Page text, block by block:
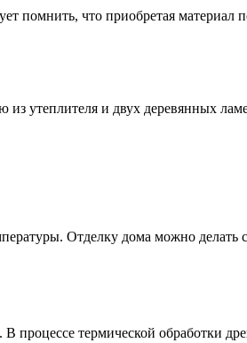
помнить, что приобретая
утеплителя и двух деревянных
Отделку дома можно делать
процессе термической обработки